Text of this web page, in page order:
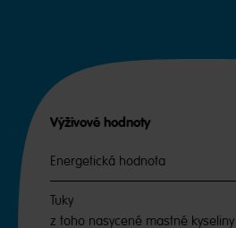
Výživové hodnoty
Energetická hodnota
Tuky
z toho nasycené mastné kyseliny